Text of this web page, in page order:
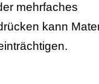
mehrfaches
kann